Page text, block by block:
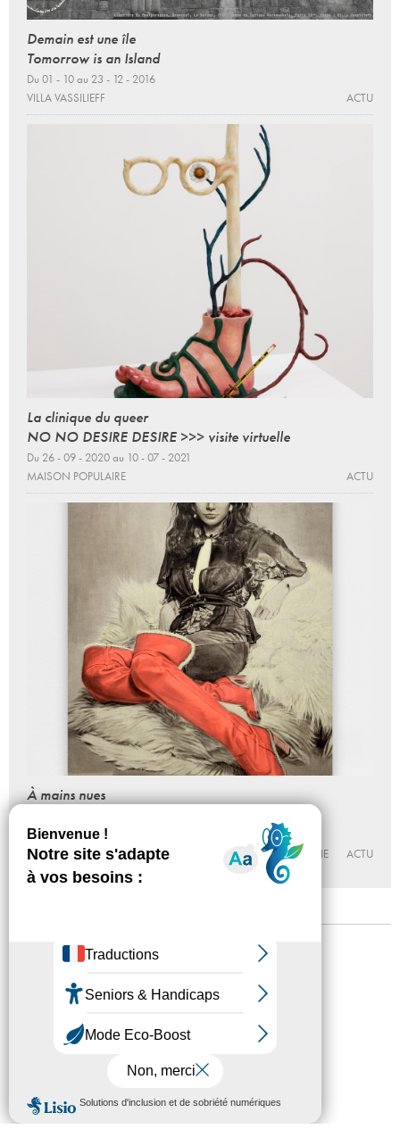
Demain est une île
Tomorrow is an Island
Du 01 - 10 au 23 - 12 - 2016
VILLA VASSILIEFF
ACTU
La clinique du queer
NO NO DESIRE DESIRE >>> visite virtuelle
Du 26 - 09 - 2020 au 10 - 07 - 2021
MAISON POPULAIRE
ACTU
À mains nues
Du 11 - 03 au 15 - 12 - 2022
MAC VAL – MUSÉE D’ART CONTEMPORAIN DU VAL-DE-MARNE
ACTU
Mentions légales
Accessibilité
Presse